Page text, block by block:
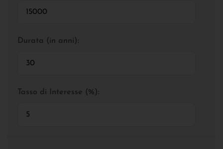
Durata (in anni):
Tasso di Interesse (%):